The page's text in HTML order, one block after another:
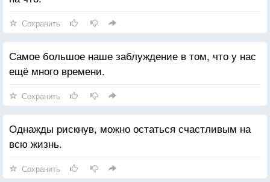
Сохранить
Самое большое наше заблуждение в том, что у нас
ещё много времени.
Сохранить
Однажды рискнув, можно остаться счастливым на
всю жизнь.
Сохранить